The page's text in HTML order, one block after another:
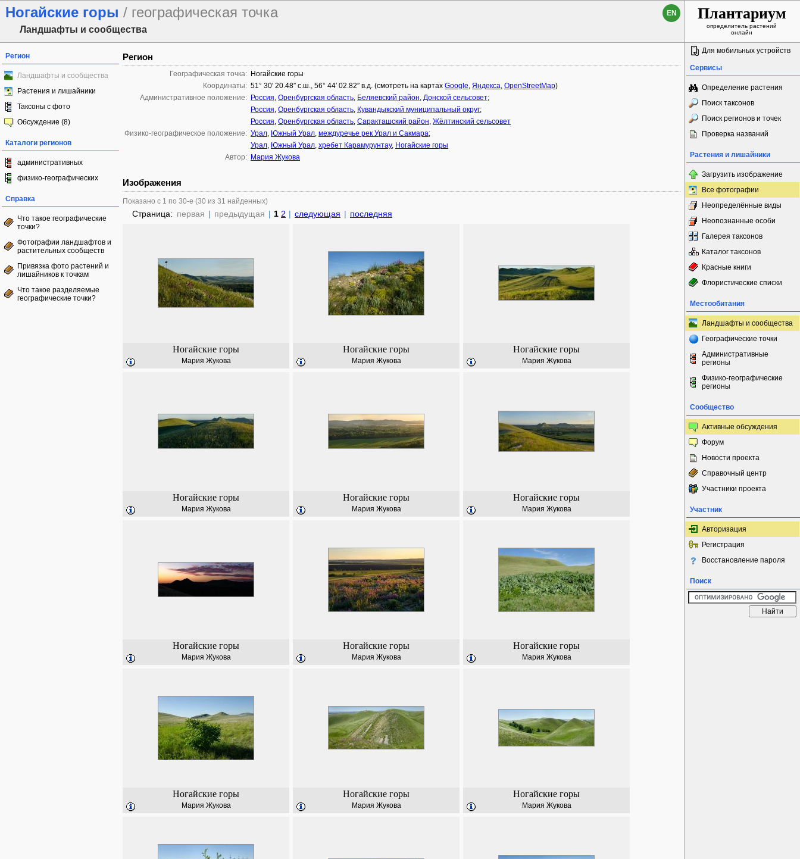
Ногайские горы / географическая точка
Ландшафты и сообщества
EN Плантариум
определитель растений
онлайн
Регион
Ландшафты и сообщества
Растения и лишайники
Таксоны с фото
Обсуждение (8)
Каталоги регионов
административных
физико-географических
Справка
Что такое географические
точки?
Фотографии ландшафтов и
растительных сообществ
Привязка фото растений и
лишайников к точкам
Что такое разделяемые
географические точки?
Регион
Географическая точка: Ногайские горы
Координаты: 51° 30′ 20.48″ с.ш., 56° 44′ 02.82″ в.д. (смотреть на картах Google, Яндекса, OpenStreetMap)
Административное положение: Россия, Оренбургская область, Беляевский район, Донской сельсовет;
Россия, Оренбургская область, Кувандыкский муниципальный округ;
Россия, Оренбургская область, Саракташский район, Жёлтинский сельсовет
Физико-географическое положение: Урал, Южный Урал, междуречье рек Урал и Сакмара;
Урал, Южный Урал, хребет Карамурунтау, Ногайские горы
Автор: Мария Жукова
Изображения
Показано с 1 по 30-е (30 из 31 найденных)
Страница: первая | предыдущая | 1 2 | следующая | последняя
Ногайские горы
Мария Жукова
Ногайские горы
Мария Жукова
Ногайские горы
Мария Жукова
Ногайские горы
Мария Жукова
Ногайские горы
Мария Жукова
Ногайские горы
Мария Жукова
Ногайские горы
Мария Жукова
Ногайские горы
Мария Жукова
Ногайские горы
Мария Жукова
Ногайские горы
Мария Жукова
Ногайские горы
Мария Жукова
Ногайские горы
Мария Жукова
Для мобильных устройств
Сервисы
Определение растения
Поиск таксонов
Поиск регионов и точек
Проверка названий
Растения и лишайники
Загрузить изображение
Все фотографии
Неопределённые виды
Неопознанные особи
Галерея таксонов
Каталог таксонов
Красные книги
Флористические списки
Местообитания
Ландшафты и сообщества
Географические точки
Административные
регионы
Физико-географические
регионы
Сообщество
Активные обсуждения
Форум
Новости проекта
Справочный центр
Участники проекта
Участник
Авторизация
Регистрация
Восстановление пароля
Поиск